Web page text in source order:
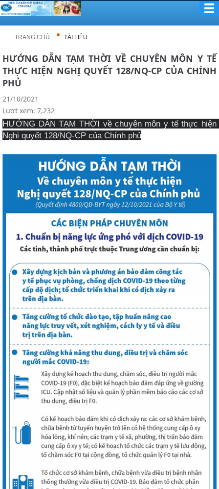
TRANG CHỦ TÀI LIỆU
HƯỚNG DẪN TẠM THỜI VỀ CHUYÊN MÔN Y TẾ
THỰC HIỆN NGHỊ QUYẾT 128/NQ-CP CỦA CHÍNH
PHỦ
21/10/2021
Lượt xem: 7,232
HƯỚNG DẪN TẠM THỜI về chuyên môn y tế thực hiện
Nghị quyết 128/NQ-CP của Chính phủ